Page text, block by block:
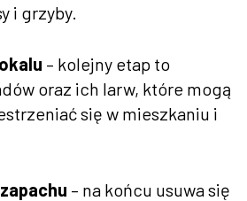
i grzyby.
– kolejny etap to
oraz ich larw, które mogą
się w mieszkaniu i
– na końcu usuwa się